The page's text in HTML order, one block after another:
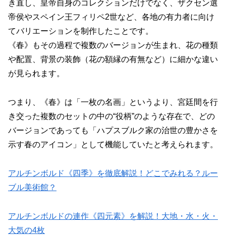
き直し、皇帝自身のコレクションだけでなく、ザクセン選
帝侯やスペイン王フィリペ2世など、各地の有力者に向け
てバリエーションを制作したことです。
《春》もその過程で複数のバージョンが生まれ、花の種類
や配置、背景の装飾（花の額縁の有無など）に細かな違い
が見られます。
つまり、《春》は「一枚の名画」というより、宮廷間を行
き交った複数のセットの中の“役柄”のような存在で、どの
バージョンであっても「ハプスブルク家の治世の豊かさを
示す春のアイコン」として機能していたと考えられます。
アルチンボルド《四季》を徹底解説！どこでみれる？ルー
ブル美術館？
アルチンボルドの連作《四元素》を解説！大地・水・火・
大気の4枚